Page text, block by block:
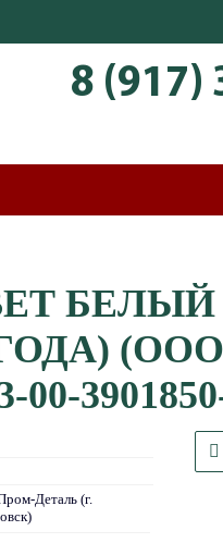
8 (917)
БЕЛЫЙ
Деталь (г.